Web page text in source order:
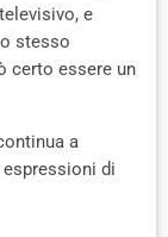
e
stesso
certo essere un
a
di